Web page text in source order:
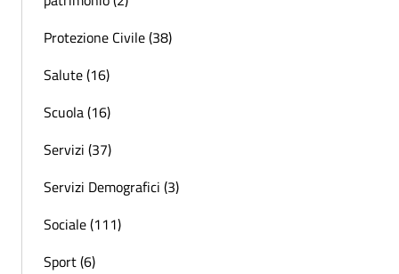
Protezione Civile (38)
Salute (16)
Scuola (16)
Servizi (37)
Servizi Demografici (3)
Sociale (111)
Sport (6)